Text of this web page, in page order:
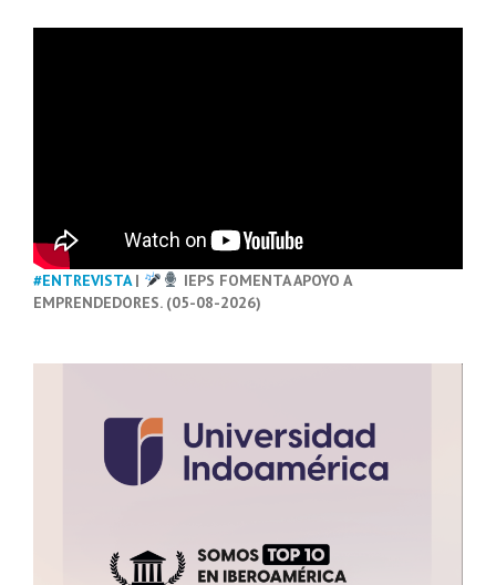
#ENTREVISTA|
IEPS FOMENTA APOYO A
EMPRENDEDORES. (05-08-2026)